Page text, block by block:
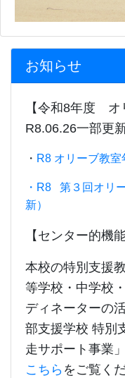
お知らせ
【令和8年度 オ
R8.06.26一部更
・ R8 オリーブ教室
・R8 第３回オリ
新）
【センター的機
本校の特別支援
等学校・中学校
ディネーターの
部支援学校 特別
走サポート事業
こちらをご覧く